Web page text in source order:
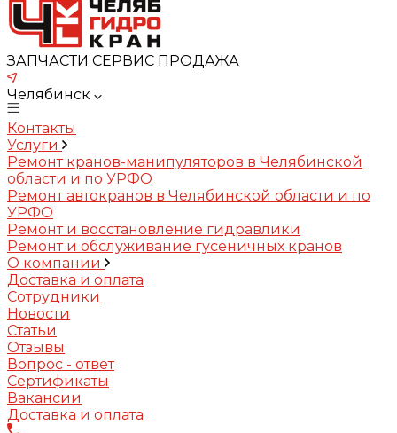
ЗАПЧАСТИ СЕРВИС ПРОДАЖА
Челябинск
Контакты
Услуги
Ремонт кранов-манипуляторов в Челябинской
области и по УРФО
Ремонт автокранов в Челябинской области и по
УРФО
Ремонт и восстановление гидравлики
Ремонт и обслуживание гусеничных кранов
О компании
Доставка и оплата
Сотрудники
Новости
Статьи
Отзывы
Вопрос - ответ
Сертификаты
Вакансии
Доставка и оплата